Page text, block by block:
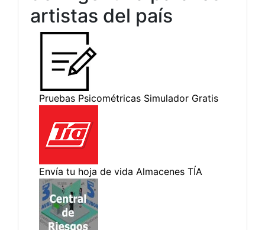
artistas del país